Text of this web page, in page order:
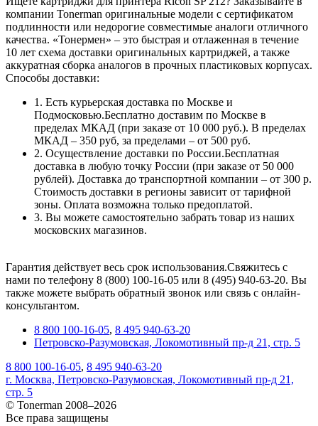
компании Tonerman оригинальные модели с сертификатом
подлинности или недорогие совместимые аналоги отличного
качества. «Тонермен» – это быстрая и отлаженная в течение
10 лет схема доставки оригинальных картриджей, а также
аккуратная сборка аналогов в прочных пластиковых корпусах.
Способы доставки:
1. Есть курьерская доставка по Москве и
Подмосковью.Бесплатно доставим по Москве в
пределах МКАД (при заказе от 10 000 руб.). В пределах
МКАД – 350 руб, за пределами – от 500 руб.
2. Осуществление доставки по России.Бесплатная
доставка в любую точку России (при заказе от 50 000
рублей). Доставка до транспортной компании – от 300 р.
Стоимость доставки в регионы зависит от тарифной
зоны. Оплата возможна только предоплатой.
3. Вы можете самостоятельно забрать товар из наших
московских магазинов.
Гарантия действует весь срок использования.Свяжитесь с
нами по телефону 8 (800) 100-16-05 или 8 (495) 940-63-20. Вы
также можете выбрать обратный звонок или связь с онлайн-
консультантом.
8 800 100-16-05, 8 495 940-63-20
Петровско-Разумовская, Локомотивный пр-д 21, стр. 5
8 800 100-16-05, 8 495 940-63-20
г. Москва, Петровско-Разумовская, Локомотивный пр-д 21,
стр. 5
© Tonerman 2008–2026
Все права защищены